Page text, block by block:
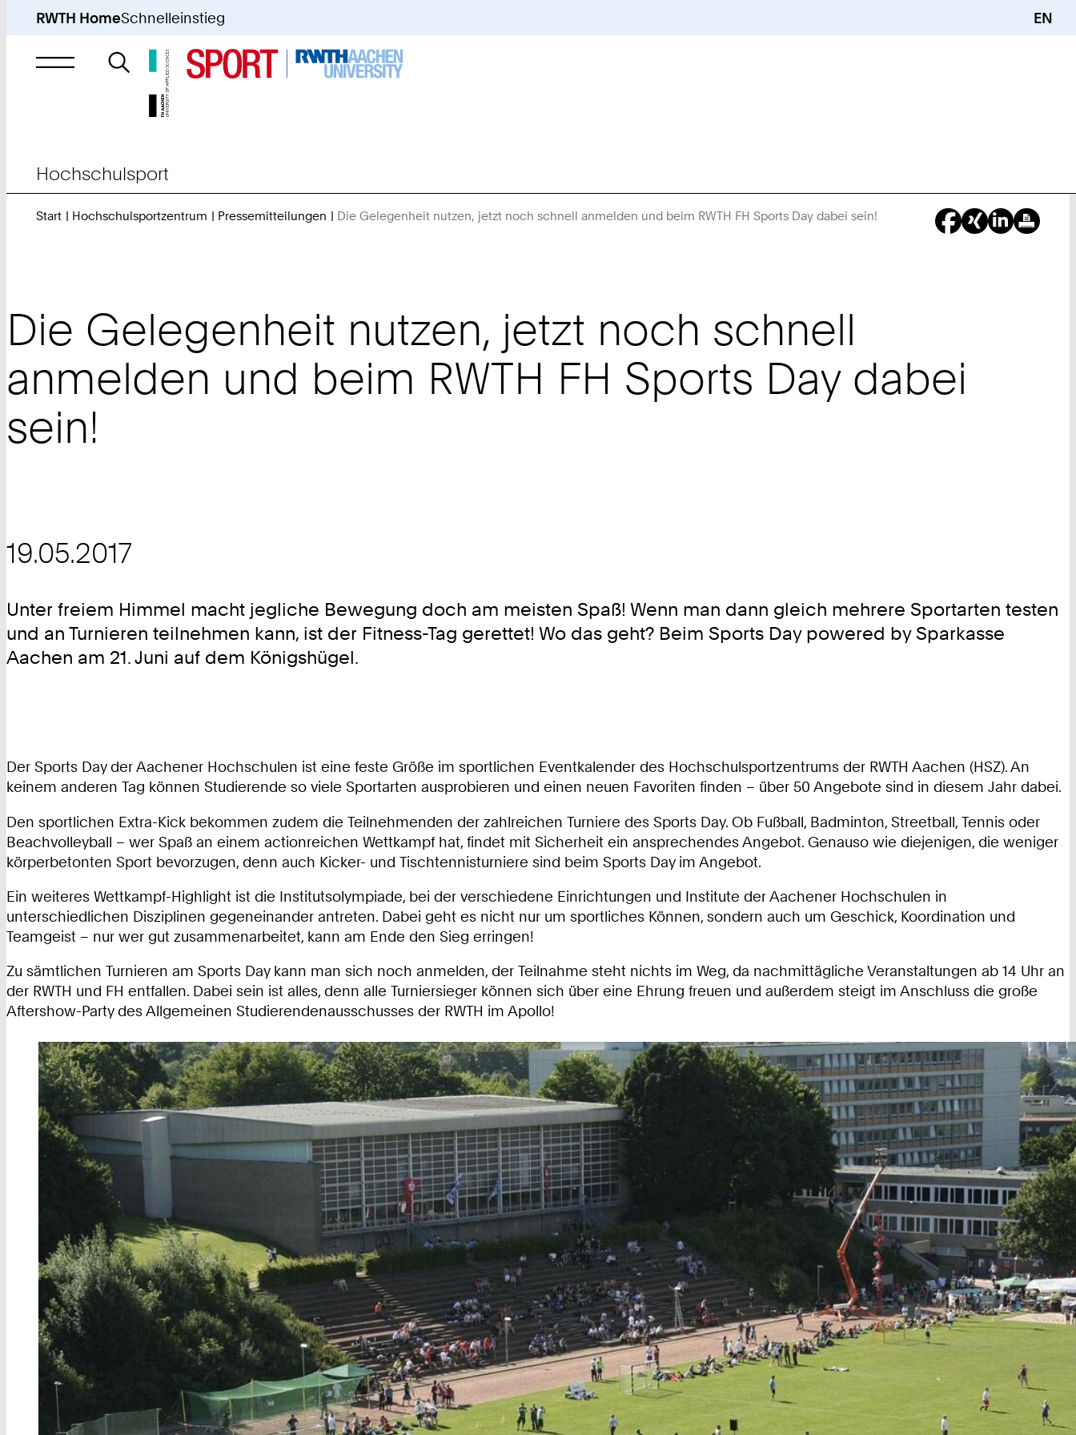
RWTH HomeSchnelleinstieg EN
Suche
nach
Hochschulsport
Start Hochschulsportzentrum Pressemitteilungen Die Gelegenheit nutzen, jetzt noch schnell anmelden und beim RWTH FH Sports Day dabei sein!
Die Gelegenheit nutzen, jetzt noch schnell
anmelden und beim RWTH FH Sports Day dabei
sein!
19.05.2017
Unter freiem Himmel macht jegliche Bewegung doch am meisten Spaß! Wenn man dann gleich mehrere Sportarten testen
und an Turnieren teilnehmen kann, ist der Fitness-Tag gerettet! Wo das geht? Beim Sports Day powered by Sparkasse
Aachen am 21. Juni auf dem Königshügel.
Der Sports Day der Aachener Hochschulen ist eine feste Größe im sportlichen Eventkalender des Hochschulsportzentrums der RWTH Aachen (HSZ). An
keinem anderen Tag können Studierende so viele Sportarten ausprobieren und einen neuen Favoriten finden – über 50 Angebote sind in diesem Jahr dabei.
Den sportlichen Extra-Kick bekommen zudem die Teilnehmenden der zahlreichen Turniere des Sports Day. Ob Fußball, Badminton, Streetball, Tennis oder
Beachvolleyball – wer Spaß an einem actionreichen Wettkampf hat, findet mit Sicherheit ein ansprechendes Angebot. Genauso wie diejenigen, die weniger
körperbetonten Sport bevorzugen, denn auch Kicker- und Tischtennisturniere sind beim Sports Day im Angebot.
Ein weiteres Wettkampf-Highlight ist die Institutsolympiade, bei der verschiedene Einrichtungen und Institute der Aachener Hochschulen in
unterschiedlichen Disziplinen gegeneinander antreten. Dabei geht es nicht nur um sportliches Können, sondern auch um Geschick, Koordination und
Teamgeist – nur wer gut zusammenarbeitet, kann am Ende den Sieg erringen!
Zu sämtlichen Turnieren am Sports Day kann man sich noch anmelden, der Teilnahme steht nichts im Weg, da nachmittägliche Veranstaltungen ab 14 Uhr an
der RWTH und FH entfallen. Dabei sein ist alles, denn alle Turniersieger können sich über eine Ehrung freuen und außerdem steigt im Anschluss die große
Aftershow-Party des Allgemeinen Studierendenausschusses der RWTH im Apollo!